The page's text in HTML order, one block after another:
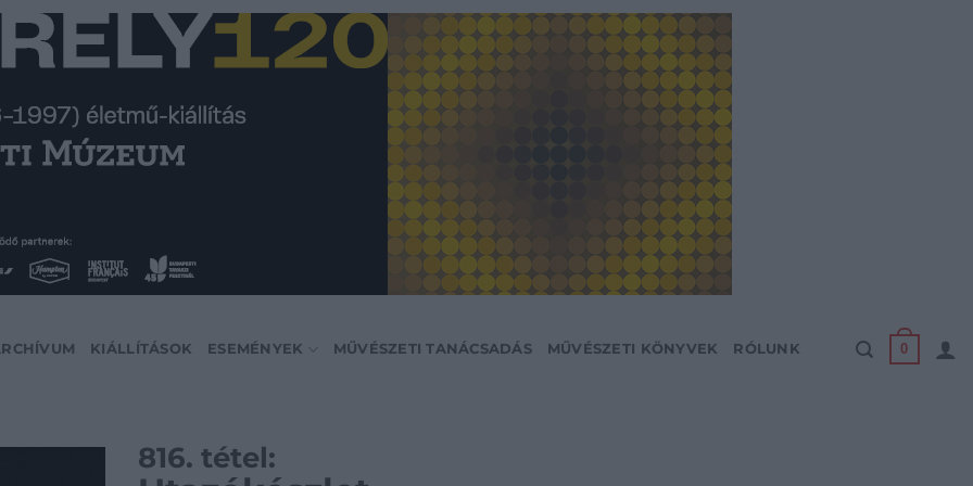
KIÁLLÍTÁSOK ESEMÉNYEK MŰVÉSZETI TANÁCSADÁS MŰVÉSZETI KÖNYVEK RÓLUNK 0
816. tétel: